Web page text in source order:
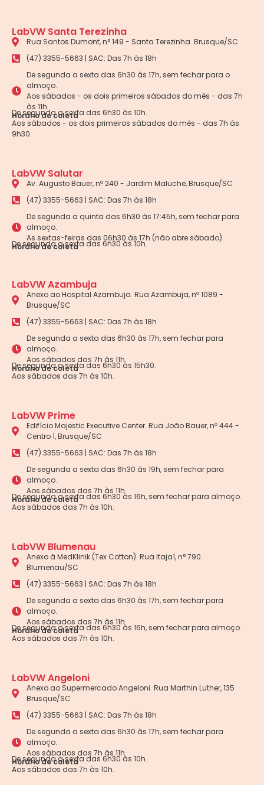
LabVW Santa Terezinha
Rua Santos Dumont, n° 149 - Santa Terezinha. Brusque/SC
(47) 3355-5663 | SAC: Das 7h às 18h
De segunda a sexta das 6h30 às 17h, sem fechar para o
almoço.
Aos sábados - os dois primeiros sábados do mês - das 7h
às 11h.
Horário de coleta
De segunda a sexta das 6h30 às 10h.
Aos sábados - os dois primeiros sábados do mês - das 7h às
9h30.
LabVW Salutar
Av. Augusto Bauer, nº 240 - Jardim Maluche, Brusque/SC
(47) 3355-5663 | SAC: Das 7h às 18h
De segunda a quinta das 6h30 às 17:45h, sem fechar para
almoço.
As sextas-feiras das 06h30 às 17h (não abre sábado).
Horário de coleta
De segunda a sexta das 6h30 às 10h.
LabVW Azambuja
Anexo ao Hospital Azambuja. Rua Azambuja, nº 1089 -
Brusque/SC
(47) 3355-5663 | SAC: Das 7h às 18h
De segunda a sexta das 6h30 às 17h, sem fechar para
almoço.
Aos sábados das 7h às 11h.
Horário de coleta
De segunda a sexta das 6h30 às 15h30.
Aos sábados das 7h às 10h.
LabVW Prime
Edifício Majestic Executive Center. Rua João Bauer, nº 444 -
Centro 1, Brusque/SC
(47) 3355-5663 | SAC: Das 7h às 18h
De segunda a sexta das 6h30 às 19h, sem fechar para
almoço.
Aos sábados das 7h às 11h.
Horário de coleta
De segunda a sexta das 6h30 às 16h, sem fechar para almoço.
Aos sábados das 7h às 10h.
LabVW Blumenau
Anexo à MedKlinik (Tex Cotton). Rua Itajaí, n° 790.
Blumenau/SC
(47) 3355-5663 | SAC: Das 7h às 18h
De segunda a sexta das 6h30 às 17h, sem fechar para
almoço.
Aos sábados das 7h às 11h.
Horário de coleta
De segunda a sexta das 6h30 às 16h, sem fechar para almoço.
Aos sábados das 7h às 10h.
LabVW Angeloni
Anexo ao Supermercado Angeloni. Rua Marthin Luther, 135
Brusque/SC
(47) 3355-5663 | SAC: Das 7h às 18h
De segunda a sexta das 6h30 às 17h, sem fechar para
almoço.
Aos sábados das 7h às 11h.
Horário de coleta
De segunda a sexta das 6h30 às 10h.
Aos sábados das 7h às 10h.